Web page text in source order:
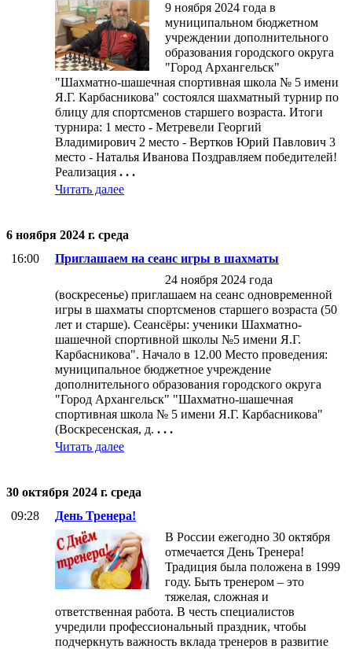
9 ноября 2024 года в
муниципальном бюджетном
учреждении дополнительного
образования городского округа
"Город Архангельск"
"Шахматно-шашечная спортивная школа № 5 имени
Я.Г. Карбасникова" состоялся шахматный турнир по
блицу для спортсменов старшего возраста. Итоги
турнира: 1 место - Метревели Георгий
Владимирович 2 место - Вертков Юрий Павлович 3
место - Наталья Иванова Поздравляем победителей!
Реализация . . .
Читать далее
6 ноября 2024 г. среда
16:00
Приглашаем на сеанс игры в шахматы
24 ноября 2024 года
(воскресенье) приглашаем на сеанс одновременной
игры в шахматы спортсменов старшего возраста (50
лет и старше). Сеансёры: ученики Шахматно-
шашечной спортивной школы №5 имени Я.Г.
Карбасникова". Начало в 12.00 Место проведения:
муниципальное бюджетное учреждение
дополнительного образования городского округа
"Город Архангельск" "Шахматно-шашечная
спортивная школа № 5 имени Я.Г. Карбасникова"
(Воскресенская, д. . . .
Читать далее
30 октября 2024 г. среда
09:28
День Тренера!
В России ежегодно 30 октября
отмечается День Тренера!
Традиция была положена в 1999
году. Быть тренером ‒ это
тяжелая, сложная и
ответственная работа. В честь специалистов
учредили профессиональный праздник, чтобы
подчеркнуть важность вклада тренеров в развитие